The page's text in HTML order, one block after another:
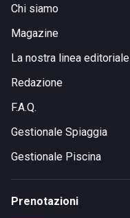
Chi siamo
Magazine
La nostra linea editoriale
Redazione
F.A.Q.
Gestionale Spiaggia
Gestionale Piscina
Prenotazioni